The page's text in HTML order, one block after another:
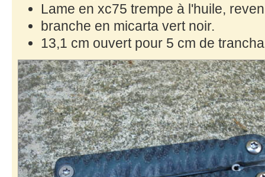
Lame en xc75 trempe à l'huile,
branche en micarta vert noir.
13,1 cm ouvert pour 5 cm de